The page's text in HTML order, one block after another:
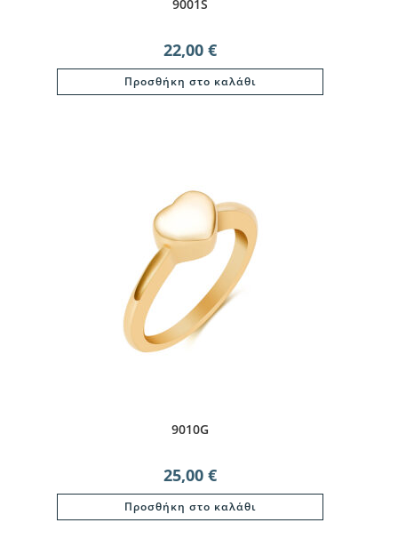
9001S
22,00 €
Προσθήκη στο καλάθι
9010G
25,00 €
Προσθήκη στο καλάθι